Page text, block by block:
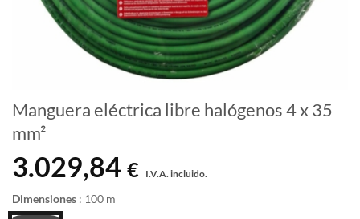
Manguera eléctrica libre halógenos 4 x 35
mm²
3.029,84 € I.V.A. incluido.
Dimensiones : 100 m